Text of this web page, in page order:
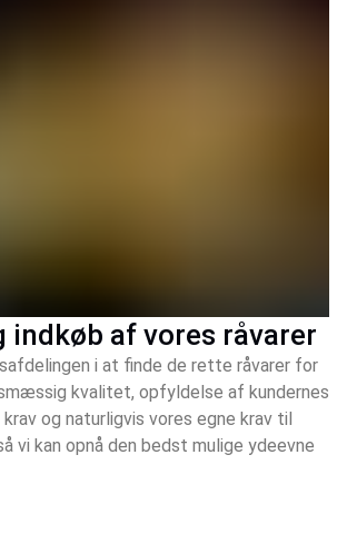
indkøb af vores råvarer
i at finde de rette råvarer for
kvalitet, opfyldelse af kundernes
og naturligvis vores egne krav til
vi kan opnå den bedst mulige ydeevne